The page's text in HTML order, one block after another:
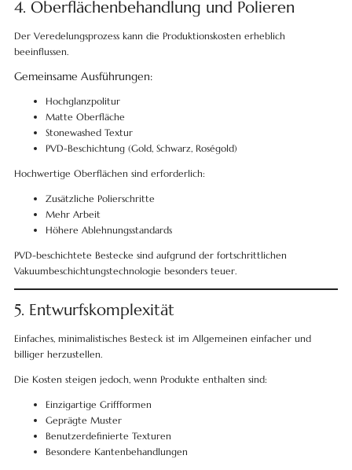
4. Oberflächenbehandlung und Polieren
Der Veredelungsprozess kann die Produktionskosten erheblich
beeinflussen.
Gemeinsame Ausführungen:
Hochglanzpolitur
Matte Oberfläche
Stonewashed Textur
PVD-Beschichtung (Gold, Schwarz, Roségold)
Hochwertige Oberflächen sind erforderlich:
Zusätzliche Polierschritte
Mehr Arbeit
Höhere Ablehnungsstandards
PVD-beschichtete Bestecke sind aufgrund der fortschrittlichen
Vakuumbeschichtungstechnologie besonders teuer.
5. Entwurfskomplexität
Einfaches, minimalistisches Besteck ist im Allgemeinen einfacher und
billiger herzustellen.
Die Kosten steigen jedoch, wenn Produkte enthalten sind:
Einzigartige Griffformen
Geprägte Muster
Benutzerdefinierte Texturen
Besondere Kantenbehandlungen